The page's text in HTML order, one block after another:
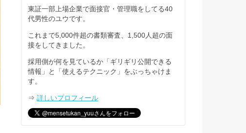
東証一部上場企業で面接官・管理職をしてる40
代男性のユウです。
これまで5,000件超の書類審査、1,500人超の面
接をしてきました。
採用側が何を見ているか「ギリギリ公開できる
情報」と「使えるテクニック」をぶっちゃけま
す。
⇒詳しいプロフィール